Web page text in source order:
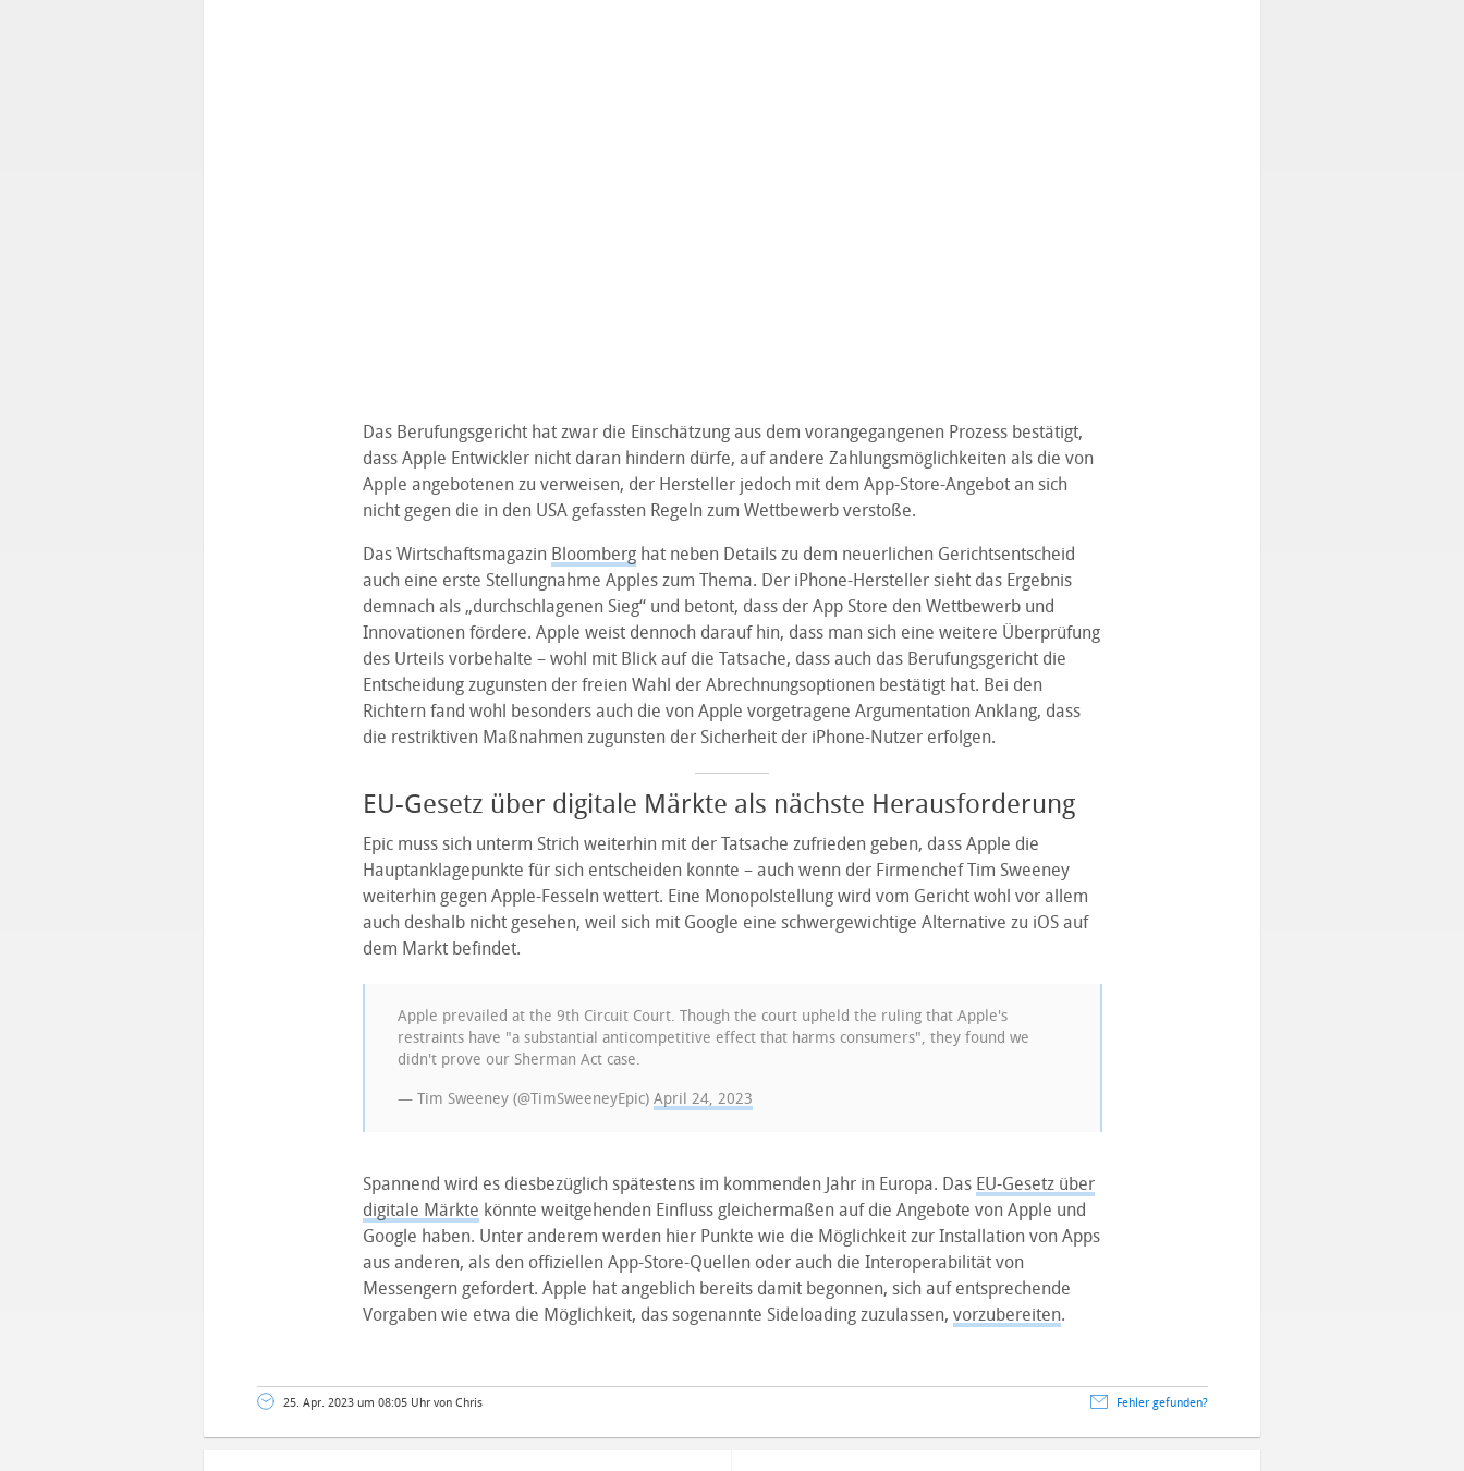
Das Berufungsgericht hat zwar die Einschätzung aus dem vorangegangenen Prozess bestätigt,
dass Apple Entwickler nicht daran hindern dürfe, auf andere Zahlungsmöglichkeiten als die von
Apple angebotenen zu verweisen, der Hersteller jedoch mit dem App-Store-Angebot an sich
nicht gegen die in den USA gefassten Regeln zum Wettbewerb verstoße.
Das Wirtschaftsmagazin Bloomberghat neben Details zu dem neuerlichen Gerichtsentscheid
auch eine erste Stellungnahme Apples zum Thema. Der iPhone-Hersteller sieht das Ergebnis
demnach als „durchschlagenen Sieg“ und betont, dass der App Store den Wettbewerb und
Innovationen fördere. Apple weist dennoch darauf hin, dass man sich eine weitere Überprüfung
des Urteils vorbehalte – wohl mit Blick auf die Tatsache, dass auch das Berufungsgericht die
Entscheidung zugunsten der freien Wahl der Abrechnungsoptionen bestätigt hat. Bei den
Richtern fand wohl besonders auch die von Apple vorgetragene Argumentation Anklang, dass
die restriktiven Maßnahmen zugunsten der Sicherheit der iPhone-Nutzer erfolgen.
EU-Gesetz über digitale Märkte als nächste Herausforderung
Epic muss sich unterm Strich weiterhin mit der Tatsache zufrieden geben, dass Apple die
Hauptanklagepunkte für sich entscheiden konnte – auch wenn der Firmenchef Tim Sweeney
weiterhin gegen Apple-Fesseln wettert. Eine Monopolstellung wird vom Gericht wohl vor allem
auch deshalb nicht gesehen, weil sich mit Google eine schwergewichtige Alternative zu iOS auf
dem Markt befindet.
Apple prevailed at the 9th Circuit Court. Though the court upheld the ruling that Apple's
restraints have "a substantial anticompetitive effect that harms consumers", they found we
didn't prove our Sherman Act case.
— Tim Sweeney (@TimSweeneyEpic) April 24, 2023
Spannend wird es diesbezüglich spätestens im kommenden Jahr in Europa. Das EU-Gesetz über
digitale Märkte könnte weitgehenden Einfluss gleichermaßen auf die Angebote von Apple und
Google haben. Unter anderem werden hier Punkte wie die Möglichkeit zur Installation von Apps
aus anderen, als den offiziellen App-Store-Quellen oder auch die Interoperabilität von
Messengern gefordert. Apple hat angeblich bereits damit begonnen, sich auf entsprechende
Vorgaben wie etwa die Möglichkeit, das sogenannte Sideloading zuzulassen, vorzubereiten.
25. Apr. 2023 um 08:05 Uhr von Chris Fehler gefunden?